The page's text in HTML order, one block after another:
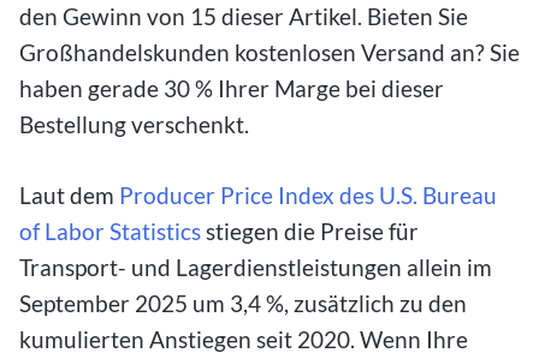
den Gewinn von 15 dieser Artikel. Bieten Sie
Großhandelskunden kostenlosen Versand an? Sie
haben gerade 30 % Ihrer Marge bei dieser
Bestellung verschenkt.
Laut dem Producer Price Index des U.S. Bureau
of Labor Statisticsstiegen die Preise für
Transport- und Lagerdienstleistungen allein im
September 2025 um 3,4 %, zusätzlich zu den
kumulierten Anstiegen seit 2020. Wenn Ihre